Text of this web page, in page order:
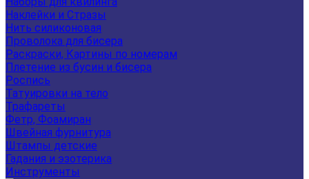
Наклейки и Стразы
Нить силиконовая
Проволока для бисера
Раскраски, Картины по номерам
Плетение из бусин и бисера
Роспись
Татуировки на тело
Трафареты
Фетр, Фоамиран
Швейная фурнитура
Штампы детские
Гадания и эзотерика
Инструменты